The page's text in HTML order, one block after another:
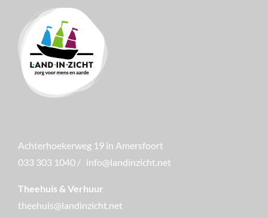
Achterhoekerweg 19 in Amersfoort
033 303 1040 / info@landinzicht.net
Theehuis & Verhuur
theehuis@landinzicht.net